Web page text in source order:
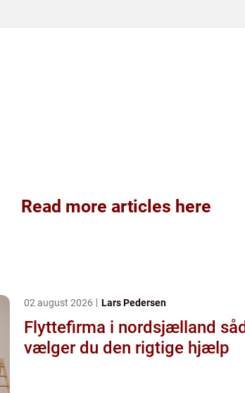
Read more articles here
02 august 2026 Lars Pedersen
Flyttefirma i nordsjælland sådan
vælger du den rigtige hjælp